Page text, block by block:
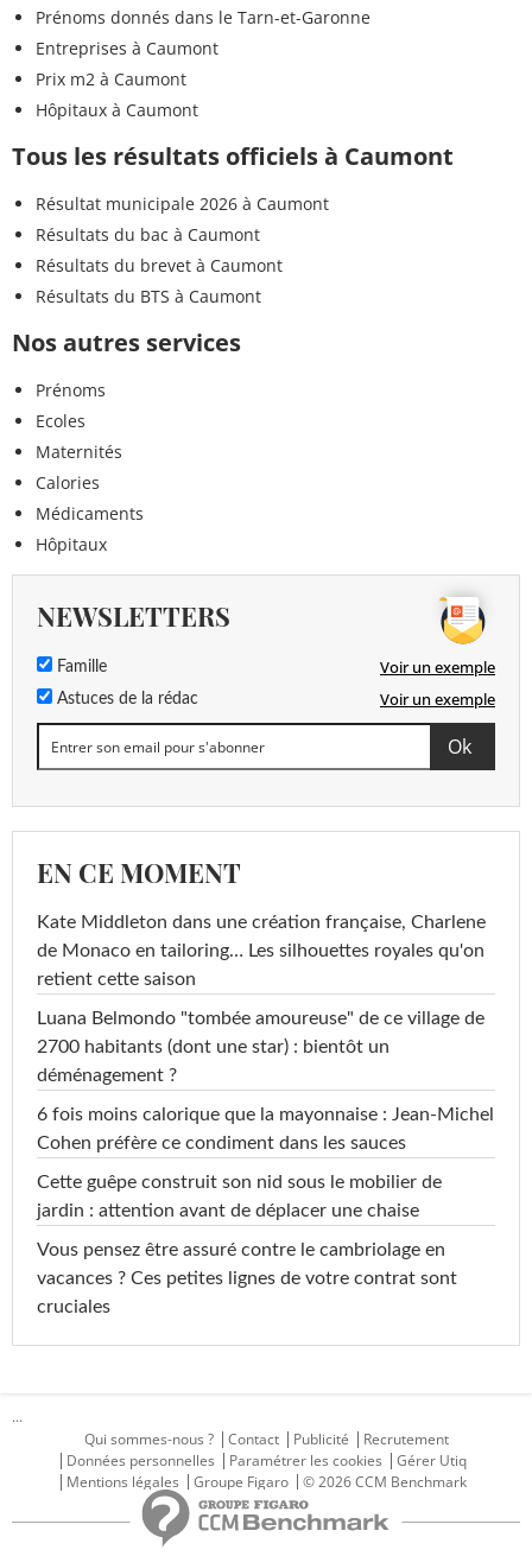
Prénoms donnés dans le Tarn-et-Garonne
Entreprises à Caumont
Prix m2 à Caumont
Hôpitaux à Caumont
Tous les résultats officiels à Caumont
Résultat municipale 2026 à Caumont
Résultats du bac à Caumont
Résultats du brevet à Caumont
Résultats du BTS à Caumont
Nos autres services
Prénoms
Ecoles
Maternités
Calories
Médicaments
Hôpitaux
NEWSLETTERS
Famille Voir un exemple
Astuces de la rédac Voir un exemple
EN CE MOMENT
Kate Middleton dans une création française, Charlene
de Monaco en tailoring… Les silhouettes royales qu'on
retient cette saison
Luana Belmondo "tombée amoureuse" de ce village de
2700 habitants (dont une star) : bientôt un
déménagement ?
6 fois moins calorique que la mayonnaise : Jean-Michel
Cohen préfère ce condiment dans les sauces
Cette guêpe construit son nid sous le mobilier de
jardin : attention avant de déplacer une chaise
Vous pensez être assuré contre le cambriolage en
vacances ? Ces petites lignes de votre contrat sont
cruciales
...
Qui sommes-nous ?
Contact Publicité
Recrutement
Données personnelles
Paramétrer les cookies
Gérer Utiq
Mentions légales
Groupe Figaro © 2026 CCM Benchmark